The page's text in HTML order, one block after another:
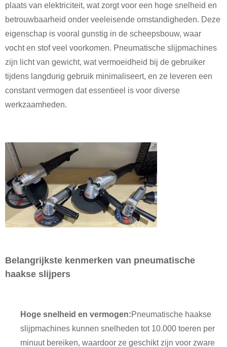
plaats van elektriciteit, wat zorgt voor een hoge snelheid en
betrouwbaarheid onder veeleisende omstandigheden. Deze
eigenschap is vooral gunstig in de scheepsbouw, waar
vocht en stof veel voorkomen. Pneumatische slijpmachines
zijn licht van gewicht, wat vermoeidheid bij de gebruiker
tijdens langdurig gebruik minimaliseert, en ze leveren een
constant vermogen dat essentieel is voor diverse
werkzaamheden.
Belangrijkste kenmerken van pneumatische
haakse slijpers
Hoge snelheid en vermogen:Pneumatische haakse
slijpmachines kunnen snelheden tot 10.000 toeren per
minuut bereiken, waardoor ze geschikt zijn voor zware